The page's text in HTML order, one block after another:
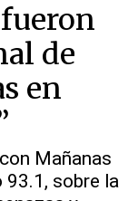
de
en
Mañanas
93.1, sobre la